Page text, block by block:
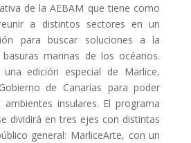
de la AEBAM que tiene como
a distintos sectores en un
para buscar soluciones a la
marinas de los océanos.
edición especial de Marlice,
de Canarias para poder
insulares. El programa
dividirá en tres ejes con distintas
general: MarliceArte, con un